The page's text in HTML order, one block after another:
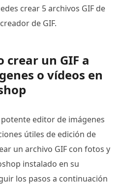
crear 5 archivos GIF de
de GIF.
crear un GIF a
o vídeos en
editor de imágenes
útiles de edición de
un archivo GIF con fotos y
instalado en su
los pasos a continuación